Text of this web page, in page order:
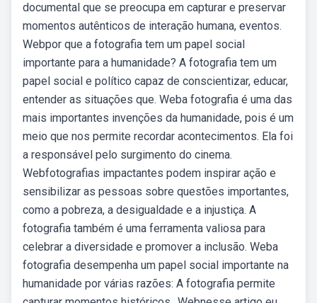
documental que se preocupa em capturar e preservar
momentos autênticos de interação humana, eventos.
Webpor que a fotografia tem um papel social
importante para a humanidade? A fotografia tem um
papel social e político capaz de conscientizar, educar,
entender as situações que. Weba fotografia é uma das
mais importantes invenções da humanidade, pois é um
meio que nos permite recordar acontecimentos. Ela foi
a responsável pelo surgimento do cinema.
Webfotografias impactantes podem inspirar ação e
sensibilizar as pessoas sobre questões importantes,
como a pobreza, a desigualdade e a injustiça. A
fotografia também é uma ferramenta valiosa para
celebrar a diversidade e promover a inclusão. Weba
fotografia desempenha um papel social importante na
humanidade por várias razões: A fotografia permite